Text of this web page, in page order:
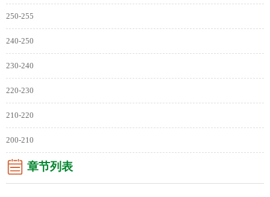
250-255
240-250
230-240
220-230
210-220
200-210
章节列表